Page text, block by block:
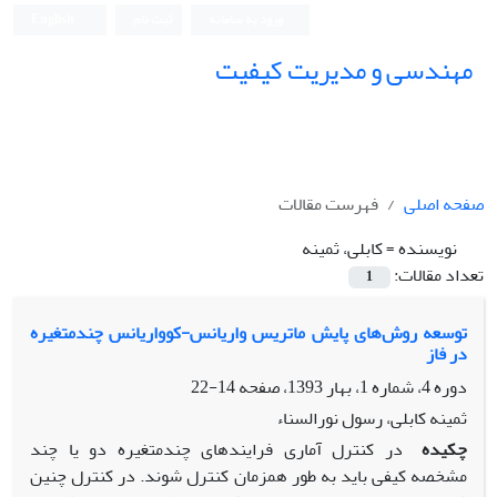
مهندسی و مدیریت کیفیت
صفحه اصلی
فهرست مقالات
نویسنده =کابلی، ثمینه
تعداد مقالات:
1
توسعه روش‌های پایش ماتریس واریانس-کوواریانس چندمتغیره
در فاز
دوره 4، شماره 1، بهار 1393، صفحه
14-22
ثمینه کابلی، رسول نورالسناء
چکیده در کنترل آماری فرایندهای چندمتغیره دو یا چند
مشخصه کیفی باید به طور همزمان کنترل شوند. در کنترل چنین